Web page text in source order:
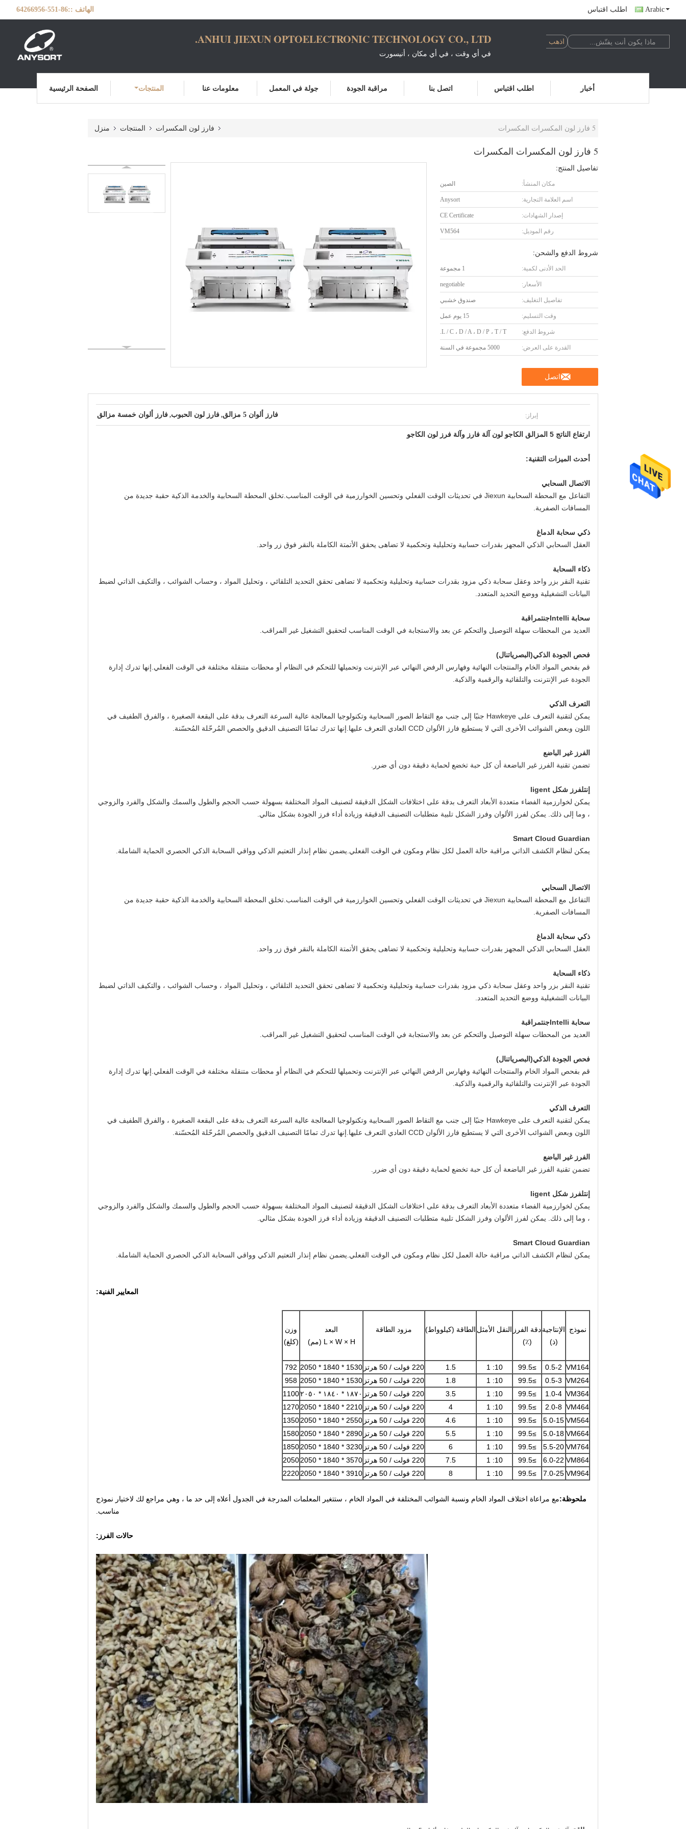
الهاتف ::86-551-64266956 اطلب اقتباس Arabic
ANHUI JIEXUN OPTOELECTRONIC TECHNOLOGY CO., LTD.
في أي وقت ، في أي مكان ، أنيسورت
الصفحة الرئيسية المنتجات معلومات عنا جولة في المعمل مراقبة الجودة اتصل بنا اطلب اقتباس أخبار
منزل المنتجات فارز لون المكسرات 5 فارز لون المكسرات المكسرات
5 فارز لون المكسرات المكسرات
تفاصيل المنتج:
مكان المنشأ: الصين
اسم العلامة التجارية: Anysort
إصدار الشهادات: CE Certificate
رقم الموديل: VM564
شروط الدفع والشحن:
الحد الأدنى لكمية: 1 مجموعة
الأسعار: negotiable
تفاصيل التغليف: صندوق خشبي
وقت التسليم: 15 يوم عمل
شروط الدفع: L / C ، D / A ، D / P ، T / T.
القدرة على العرض: 5000 مجموعة في السنة
اتصل
إبراز: فارز ألوان 5 مزالق , فارز لون الحبوب, فارز ألوان خمسة مزالق
ارتفاع الناتج 5 المزالق الكاجو لون آلة فارز وآلة فرز لون الكاجو
أحدث الميزات التقنية:
الاتصال السحابي
التفاعل مع المحطة السحابية Jiexun في تحديثات الوقت الفعلي وتحسين الخوارزمية في الوقت المناسب.تخلق المحطة السحابية والخدمة الذكية حقبة جديدة من
المسافات الصفرية.
ذكي سحابة الدماغ
العقل السحابي الذكي المجهز بقدرات حسابية وتحليلية وتحكمية لا تضاهى يحقق الأتمتة الكاملة بالنقر فوق زر واحد.
ذكاء السحابة
تقنية النقر بزر واحد وعقل سحابة ذكي مزود بقدرات حسابية وتحليلية وتحكمية لا تضاهى تحقق التحديد التلقائي ، وتحليل المواد ، وحساب الشوائب ، والتكيف الذاتي لضبط
البيانات التشغيلية ووضع التحديد المتعدد.
سحابة Intelli جنتمراقبة
العديد من المحطات سهلة التوصيل والتحكم عن بعد والاستجابة في الوقت المناسب لتحقيق التشغيل غير المراقب.
فحص الجودة الذكي( البصرياتنال)
قم بفحص المواد الخام والمنتجات النهائية وفهارس الرفض النهائي عبر الإنترنت وتحميلها للتحكم في النظام أو محطات متنقلة مختلفة في الوقت الفعلي.إنها تدرك إدارة
الجودة عبر الإنترنت والتلقائية والرقمية والذكية.
التعرف الذكي
يمكن لتقنية التعرف على Hawkeye جنبًا إلى جنب مع التقاط الصور السحابية وتكنولوجيا المعالجة عالية السرعة التعرف بدقة على البقعة الصغيرة ، والفرق الطفيف في
اللون وبعض الشوائب الأخرى التي لا يستطيع فارز الألوان CCD العادي التعرف عليها.إنها تدرك تمامًا التصنيف الدقيق والحصص المُرحّلة المُحسّنة.
الفرز غير الباضع
تضمن تقنية الفرز غير الباضعة أن كل حبة تخضع لحماية دقيقة دون أي ضرر.
إنتلفرز شكل ligent
يمكن لخوارزمية الفضاء متعددة الأبعاد التعرف بدقة على اختلافات الشكل الدقيقة لتصنيف المواد المختلفة بسهولة حسب الحجم والطول والسمك والشكل والفرد والزوجي
، وما إلى ذلك. يمكن لفرز الألوان وفرز الشكل تلبية متطلبات التصنيف الدقيقة وزيادة أداء فرز الجودة بشكل مثالي.
Smart Cloud Guardian
يمكن لنظام الكشف الذاتي مراقبة حالة العمل لكل نظام ومكون في الوقت الفعلي.يضمن نظام إنذار التعتيم الذكي وواقي السحابة الذكي الحصري الحماية الشاملة.
الاتصال السحابي
التفاعل مع المحطة السحابية Jiexun في تحديثات الوقت الفعلي وتحسين الخوارزمية في الوقت المناسب.تخلق المحطة السحابية والخدمة الذكية حقبة جديدة من
المسافات الصفرية.
ذكي سحابة الدماغ
العقل السحابي الذكي المجهز بقدرات حسابية وتحليلية وتحكمية لا تضاهى يحقق الأتمتة الكاملة بالنقر فوق زر واحد.
ذكاء السحابة
تقنية النقر بزر واحد وعقل سحابة ذكي مزود بقدرات حسابية وتحليلية وتحكمية لا تضاهى تحقق التحديد التلقائي ، وتحليل المواد ، وحساب الشوائب ، والتكيف الذاتي لضبط
البيانات التشغيلية ووضع التحديد المتعدد.
سحابة Intelli جنتمراقبة
العديد من المحطات سهلة التوصيل والتحكم عن بعد والاستجابة في الوقت المناسب لتحقيق التشغيل غير المراقب.
فحص الجودة الذكي( البصرياتنال)
قم بفحص المواد الخام والمنتجات النهائية وفهارس الرفض النهائي عبر الإنترنت وتحميلها للتحكم في النظام أو محطات متنقلة مختلفة في الوقت الفعلي.إنها تدرك إدارة
الجودة عبر الإنترنت والتلقائية والرقمية والذكية.
التعرف الذكي
يمكن لتقنية التعرف على Hawkeye جنبًا إلى جنب مع التقاط الصور السحابية وتكنولوجيا المعالجة عالية السرعة التعرف بدقة على البقعة الصغيرة ، والفرق الطفيف في
اللون وبعض الشوائب الأخرى التي لا يستطيع فارز الألوان CCD العادي التعرف عليها.إنها تدرك تمامًا التصنيف الدقيق والحصص المُرحّلة المُحسّنة.
الفرز غير الباضع
تضمن تقنية الفرز غير الباضعة أن كل حبة تخضع لحماية دقيقة دون أي ضرر.
إنتلفرز شكل ligent
يمكن لخوارزمية الفضاء متعددة الأبعاد التعرف بدقة على اختلافات الشكل الدقيقة لتصنيف المواد المختلفة بسهولة حسب الحجم والطول والسمك والشكل والفرد والزوجي
، وما إلى ذلك. يمكن لفرز الألوان وفرز الشكل تلبية متطلبات التصنيف الدقيقة وزيادة أداء فرز الجودة بشكل مثالي.
Smart Cloud Guardian
يمكن لنظام الكشف الذاتي مراقبة حالة العمل لكل نظام ومكون في الوقت الفعلي.يضمن نظام إنذار التعتيم الذكي وواقي السحابة الذكي الحصري الحماية الشاملة.
المعايير الفنية:
نموذج
الإنتاجية
(ذ)
دقة الفرز
(٪)
النقل الأمثل الطاقة (كيلوواط) مزود الطاقة
البعد
L × W × H (مم)
وزن
(كلغ)
VM164
0.5-2
≥99.5
10: 1
1.5 220 فولت / 50 هرتز 1530 * 1840 * 2050
792
VM264
0.5-3
≥99.5
10: 1
1.8 220 فولت / 50 هرتز 1530 * 1840 * 2050
958
VM364
1.0-4
≥99.5
10: 1
3.5 220 فولت / 50 هرتز ١٨٧٠ * ١٨٤٠ * ٢٠٥٠
1100
VM464
2.0-8
≥99.5
10: 1
4 220 فولت / 50 هرتز 2210 * 1840 * 2050
1270
VM564
5.0-15
≥99.5
10: 1
4.6 220 فولت / 50 هرتز 2550 * 1840 * 2050
1350
VM664
5.0-18
≥99.5
10: 1
5.5 220 فولت / 50 هرتز 2890 * 1840 * 2050
1580
VM764
5.5-20
≥99.5
10: 1
6 220 فولت / 50 هرتز 3230 * 1840 * 2050
1850
VM864
6.0-22
≥99.5
10: 1
7.5 220 فولت / 50 هرتز 3570 * 1840 * 2050
2050
VM964
7.0-25
≥99.5
10: 1
8 220 فولت / 50 هرتز 3910 * 1840 * 2050
2220
ملحوظة:مع مراعاة اختلاف المواد الخام ونسبة الشوائب المختلفة في المواد الخام ، ستتغير المعلمات المدرجة في الجدول أعلاه إلى حد ما ، وهي مراجع لك لاختيار نموذج
مناسب.
حالات الفرز: